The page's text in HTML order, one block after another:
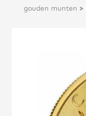
gouden munten >